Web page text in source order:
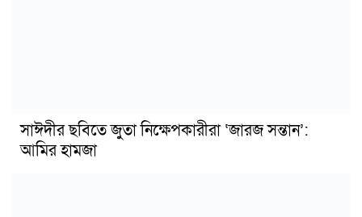
সাঈদীর ছবিতে জুতা নিক্ষেপকারীরা ‘জারজ সন্তান’:
আমির হামজা